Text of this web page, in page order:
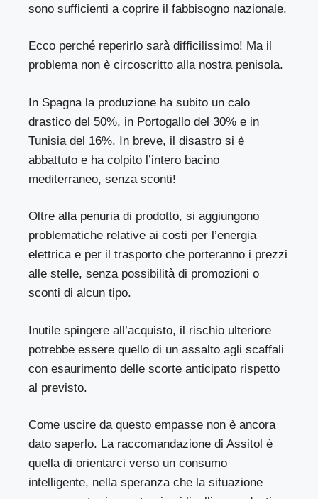
sono sufficienti a coprire il fabbisogno nazionale.
Ecco perché reperirlo sarà difficilissimo! Ma il
problema non è circoscritto alla nostra penisola.
In Spagna la produzione ha subito un calo
drastico del 50%, in Portogallo del 30% e in
Tunisia del 16%. In breve, il disastro si è
abbattuto e ha colpito l’intero bacino
mediterraneo, senza sconti!
Oltre alla penuria di prodotto, si aggiungono
problematiche relative ai costi per l’energia
elettrica e per il trasporto che porteranno i prezzi
alle stelle, senza possibilità di promozioni o
sconti di alcun tipo.
Inutile spingere all’acquisto, il rischio ulteriore
potrebbe essere quello di un assalto agli scaffali
con esaurimento delle scorte anticipato rispetto
al previsto.
Come uscire da questo empasse non è ancora
dato saperlo. La raccomandazione di Assitol è
quella di orientarci verso un consumo
intelligente, nella speranza che la situazione